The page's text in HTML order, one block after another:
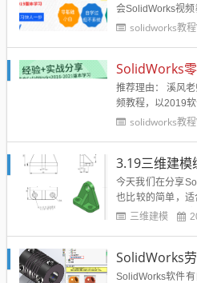
会SolidWorks视
视频教程，更加侧
solidworks教程
推荐理由： 溪风老师最新力作，SolidWorks零基础视
频教程，以2019
ks2016-2025版本
不系统的学员讲
solidworks教程
3.19三维建模
今天我们在分享
也比较的简单，
选择，拉伸、切除
三维建模
SolidWorks软件